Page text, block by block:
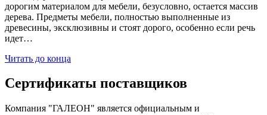
дорогим материалом для мебели, безусловно, остается массив
дерева. Предметы мебели, полностью выполненные из
древесины, эксклюзивны и стоят дорого, особенно если речь
идет…
Читать до конца
Сертификаты поставщиков
Компания "ГАЛЕОН" является официальным и